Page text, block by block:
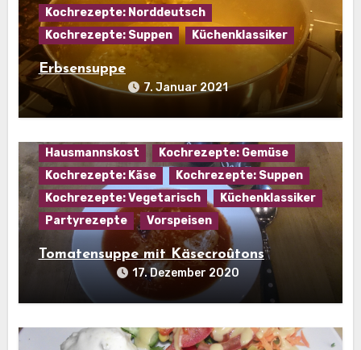
Kochrezepte: Norddeutsch
Kochrezepte: Suppen
Küchenklassiker
Erbsensuppe
7. Januar 2021
Hausmannskost
Kochrezepte: Gemüse
Kochrezepte: Käse
Kochrezepte: Suppen
Kochrezepte: Vegetarisch
Küchenklassiker
Partyrezepte
Vorspeisen
Tomatensuppe mit Käsecroûtons
17. Dezember 2020